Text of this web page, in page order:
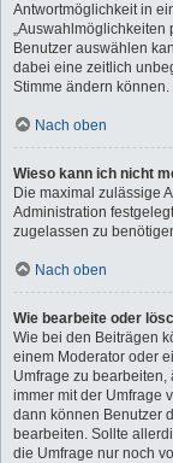
Antwortmöglichkeit in
„Auswahlmöglichkeiten
Benutzer auswählen
dabei eine zeitlich
Stimme ändern können.
Nach oben
Wieso kann ich nicht
Die maximal zulässige
Administration
zugelassen zu
Nach oben
Wie bearbeite oder
Wie bei den Beiträgen
einem Moderator oder
Umfrage zu
immer mit der Umfrage
dann können Benutzer
bearbeiten. Sollte
die Umfrage nur noch